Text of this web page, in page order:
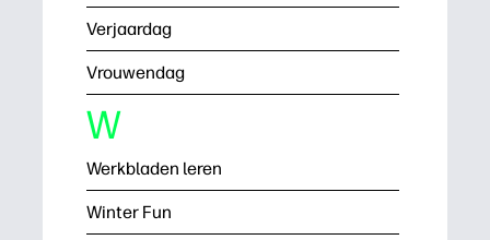
Verjaardag
Vrouwendag
W
Werkbladen leren
Winter Fun